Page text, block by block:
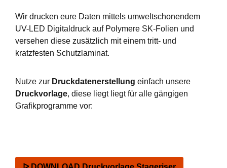
Wir drucken eure Daten mittels umweltschonendem
UV-LED Digitaldruck auf Polymere SK-Folien und
versehen diese zusätzlich mit einem tritt- und
kratzfesten Schutzlaminat.
Nutze zur Druckdatenerstellung einfach unsere
Druckvorlage, diese liegt liegt für alle gängigen
Grafikprogramme vor: